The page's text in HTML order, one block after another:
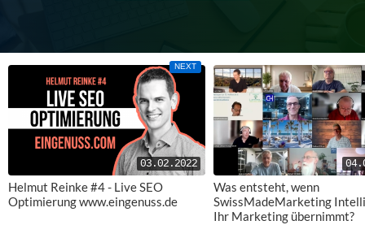
03.02.2022
NEXT
Helmut Reinke #4 - Live SEO
Optimierung www.eingenuss.de
Was entsteht, wenn
SwissMadeMarketing
Ihr Marketing übernimmt?